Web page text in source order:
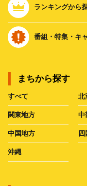
ランキングから
番組・特集・キ
まちから探す
すべて 北
関東地方 中
中国地方
沖縄